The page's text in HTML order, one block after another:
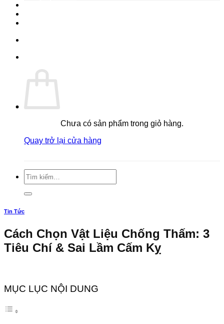
Chưa có sản phẩm trong giỏ hàng.
Quay trở lại cửa hàng
Tìm
kiếm:
Tin Tức
Cách Chọn Vật Liệu Chống Thấm: 3
Tiêu Chí & Sai Lầm Cấm Kỵ
MỤC LỤC NỘI DUNG